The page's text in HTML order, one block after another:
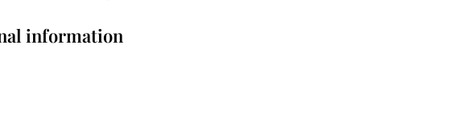
information